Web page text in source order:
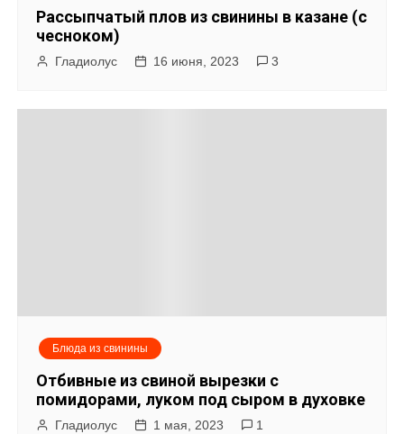
Рассыпчатый плов из свинины в казане (с
чесноком)
Гладиолус 16 июня, 2023 3
Блюда из свинины
Отбивные из свиной вырезки с
помидорами, луком под сыром в духовке
Гладиолус 1 мая, 2023 1